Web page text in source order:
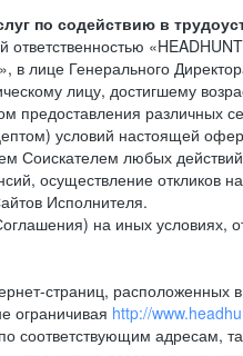
по содействию в
ответственностью
в лице Генерального
лицу, достигшему
предоставления различных
условий настоящей
Соискателем любых
осуществление откликов
Исполнителя.
на иных условиях,
страниц, расположенных
ограничивая http://
соответствующим адресам,